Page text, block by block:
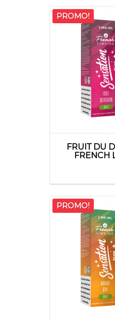
PROMO!
FRUIT DU
FRENCH
PROMO!